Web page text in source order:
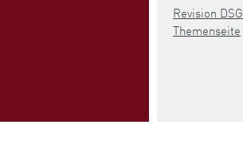
Revision DSG
Themenseite